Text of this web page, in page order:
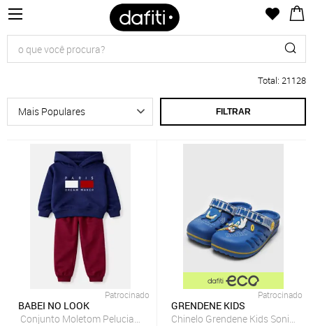
Total: 21128
FILTRAR
Patrocinado
BABEI NO LOOK
Conjunto Moletom Peluciado Paris Dream - Azul Marinho
Patrocinado
GRENDENE KIDS
Chinelo Grendene Kids Sonic